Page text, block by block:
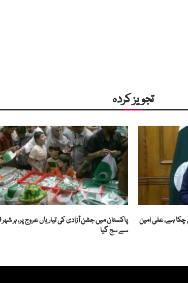
تجویز کردہ
ہے، علی امین
پاکستان میں جشن آزادی کی تیاریاں عروج پر، ہر
سے سج گیا